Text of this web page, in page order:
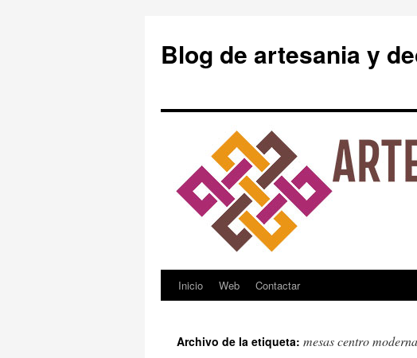
Blog de artesania y
Saltar
contenido
Inicio Web Contactar
Archivo de la etiqueta: mesas centro